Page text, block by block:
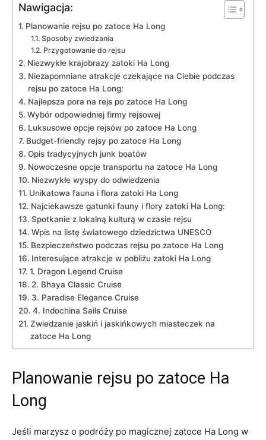
Nawigacja:
Planowanie rejsu⁣ po zatoce Ha Long
Sposoby zwiedzania
Przygotowanie do rejsu
Niezwykłe krajobrazy ‍zatoki Ha ⁣Long
Niezapomniane atrakcje czekające na Ciebie podczas
rejsu po zatoce Ha Long:
Najlepsza pora na rejs po zatoce Ha Long
Wybór odpowiedniej firmy⁤ rejsowej
Luksusowe opcje rejsów ⁣po ⁢zatoce Ha Long
Budget-friendly rejsy po zatoce ⁣Ha Long
Opis ​tradycyjnych junk boatów
Nowoczesne opcje ⁢transportu na zatoce Ha Long
Niezwykłe wyspy do odwiedzenia
Unikatowa fauna i flora zatoki Ha⁢ Long
Najciekawsze gatunki fauny i ​flory zatoki Ha Long:
Spotkanie​ z‍ lokalną kulturą ⁤w⁤ czasie ⁣rejsu
Wpis na ⁤listę światowego‌ dziedzictwa UNESCO
Bezpieczeństwo podczas ⁣rejsu po zatoce Ha ​Long
Interesujące ‍atrakcje w pobliżu zatoki Ha Long
1. Dragon Legend‌ Cruise
2.⁣ Bhaya Classic Cruise
3. Paradise Elegance Cruise
4. Indochina Sails Cruise
Zwiedzanie jaskiń i jaskińkowych miasteczek‍ na
zatoce Ha Long
Planowanie rejsu⁣ po zatoce Ha
Long
Jeśli marzysz o⁢ podróży po magicznej zatoce Ha Long w